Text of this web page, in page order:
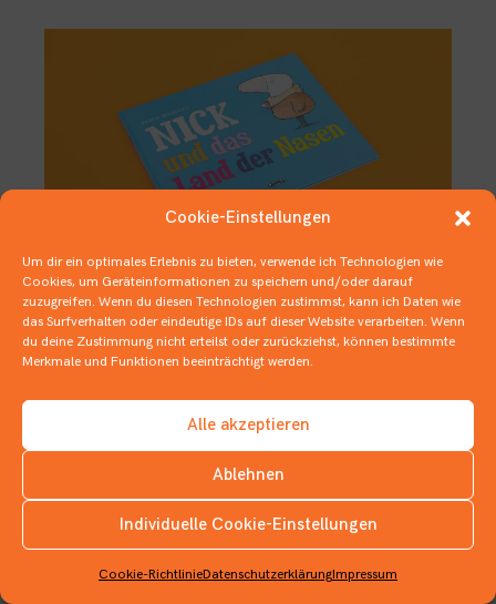
Cookie-Einstellungen
Um dir ein optimales Erlebnis zu bieten, verwende ich Technologien wie
Cookies, um Geräteinformationen zu speichern und/oder darauf
zuzugreifen. Wenn du diesen Technologien zustimmst, kann ich Daten wie
das Surfverhalten oder eindeutige IDs auf dieser Website verarbeiten. Wenn
du deine Zustimmung nicht erteilst oder zurückziehst, können bestimmte
Merkmale und Funktionen beeinträchtigt werden.
Alle akzeptieren
Ablehnen
Individuelle Cookie-Einstellungen
Cookie-RichtlinieDatenschutzerklärungImpressum
INSTAGRAM
Mehr als nur Triefen und Laufen
30. JANUAR 2020 BILDERBÜCHER